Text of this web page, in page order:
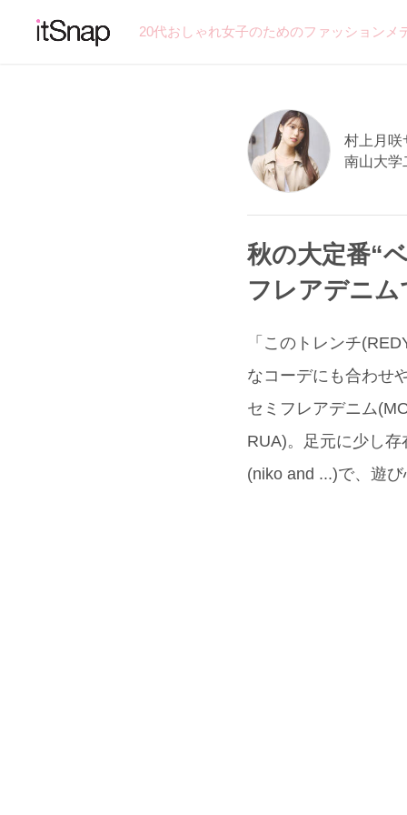
20代おしゃれ女子のためのファッション
村上月咲
南山大学
秋の大定番“
フレアデニ
「このトレンチ
なコーデにも合わせ
セミフレアデニム
RUA)。足元に少し
(niko and ...)で、遊